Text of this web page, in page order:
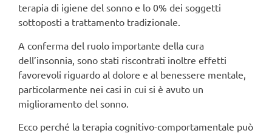
terapia di igiene del sonno e lo 0% dei soggetti
sottoposti a trattamento tradizionale.
A conferma del ruolo importante della cura
dell’insonnia, sono stati riscontrati inoltre effetti
favorevoli riguardo al dolore e al benessere mentale,
particolarmente nei casi in cui si è avuto un
miglioramento del sonno.
Ecco perché la terapia cognitivo-comportamentale può